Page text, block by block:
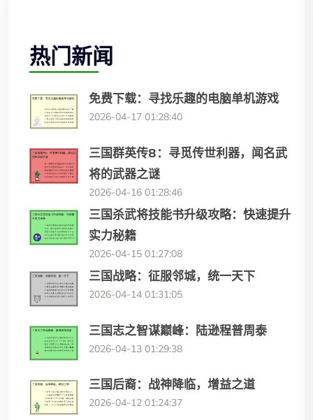
热门新闻
免费下载：寻找乐趣的电脑单机游戏
2026-04-17 01:28:40
三国群英传8：寻觅传世利器，闻名武
将的武器之谜
2026-04-16 01:28:46
三国杀武将技能书升级攻略：快速提升
实力秘籍
2026-04-15 01:27:08
三国战略：征服邻城，统一天下
2026-04-14 01:31:05
三国志之智谋巅峰：陆逊程普周泰
2026-04-13 01:29:38
三国后裔：战神降临，增益之道
2026-04-12 01:24:37